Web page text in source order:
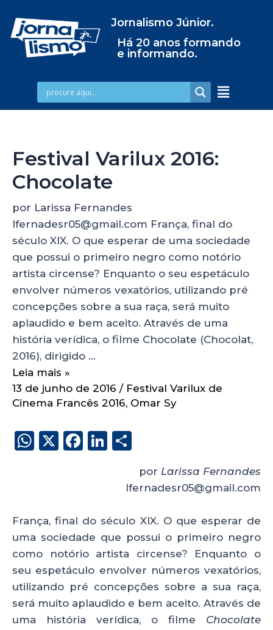
Jornalismo Júnior.
Há 20 anos formando
e informando.
Festival Varilux 2016:
Chocolate
por Larissa Fernandes
lfernadesr05@gmail.com França, final do
século XIX. O que esperar de uma sociedade
que possui o primeiro negro como notório
artista circense? Enquanto o seu espetáculo
envolver números vexatórios, utilizando pré
concepções sobre a sua raça, será muito
aplaudido e bem aceito. Através de uma
história verídica, o filme Chocolate (Chocolat,
2016), dirigido …
Leia mais »
13 de junho de 2016 / Festival Varilux de
Cinema Francês 2016, Omar Sy
W
A
p
p
X
F
b
o
o
k
Li
dI
n
a
re
por Larissa Fernandes
lfernadesr05@gmail.com
França, final do século XIX. O que esperar de
uma sociedade que possui o primeiro negro
como notório artista circense? Enquanto o
seu espetáculo envolver números vexatórios,
utilizando pré concepções sobre a sua raça,
será muito aplaudido e bem aceito. Através de
uma história verídica, o filme Chocolate